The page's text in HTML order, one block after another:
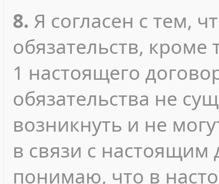
8. Я согласен с тем,
обязательств, кроме
1 настоящего
обязательства не
возникнуть и не
в связи с настоящим
понимаю, что в